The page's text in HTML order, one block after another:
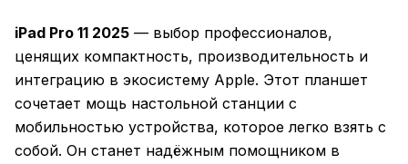
iPad Pro 11 2025 — выбор профессионалов,
ценящих компактность, производительность и
интеграцию в экосистему Apple. Этот планшет
сочетает мощь настольной станции с
мобильностью устройства, которое легко взять с
собой. Он станет надёжным помощником в